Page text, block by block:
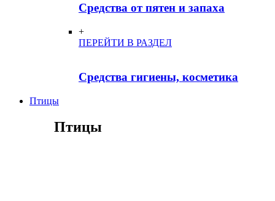
Средства от пятен и запаха
+
ПЕРЕЙТИ В РАЗДЕЛ
Средства гигиены, косметика
Птицы
Птицы